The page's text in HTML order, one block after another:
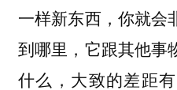
一样新东西，你就会
到哪里，它跟其他事
什么，大致的差距